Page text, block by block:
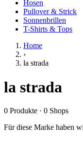
Hosen
Pullover & Strick
Sonnenbrillen
T-Shirts & Tops
Home
›
la strada
la strada
0 Produkte · 0 Shops
Für diese Marke haben